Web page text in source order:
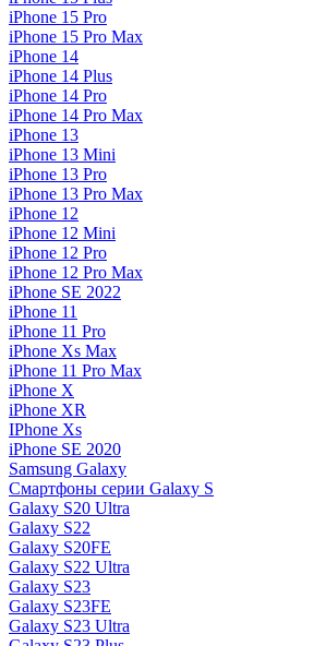
iPhone 15 Pro
iPhone 15 Pro Max
iPhone 14
iPhone 14 Plus
iPhone 14 Pro
iPhone 14 Pro Max
iPhone 13
iPhone 13 Mini
iPhone 13 Pro
iPhone 13 Pro Max
iPhone 12
iPhone 12 Mini
iPhone 12 Pro
iPhone 12 Pro Max
iPhone SE 2022
iPhone 11
iPhone 11 Pro
iPhone Xs Max
iPhone 11 Pro Max
iPhone X
iPhone XR
IPhone Xs
iPhone SE 2020
Samsung Galaxy
Смартфоны серии Galaxy S
Galaxy S20 Ultra
Galaxy S22
Galaxy S20FE
Galaxy S22 Ultra
Galaxy S23
Galaxy S23FE
Galaxy S23 Ultra